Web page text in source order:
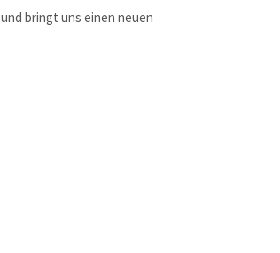
und bringt uns einen neuen